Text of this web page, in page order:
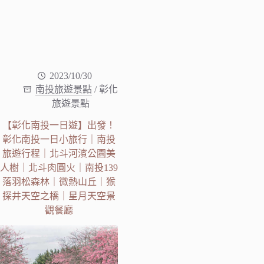
2023/10/30
南投旅遊景點 /彰化
旅遊景點
【彰化南投一日遊】出發！
彰化南投一日小旅行｜南投
旅遊行程｜北斗河濱公園美
人樹｜北斗肉圓火｜南投139
落羽松森林｜微熱山丘｜猴
探井天空之橋｜星月天空景
觀餐廳